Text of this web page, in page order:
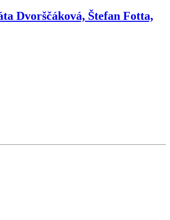
Dvorščáková, Štefan Fotta,